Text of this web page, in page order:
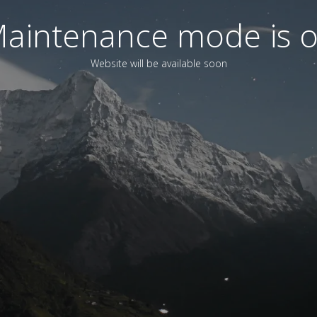
mode is
Website will be available soon